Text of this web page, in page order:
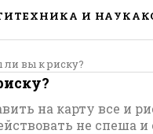
ТЕХНИКА И НАУКА
ли вы к риску?
на карту все и
не спеша и